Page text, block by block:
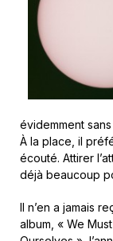
évidemment
À la place, il
écouté. Attirer
déjà beaucoup
Il n’en a jamais
album, « We